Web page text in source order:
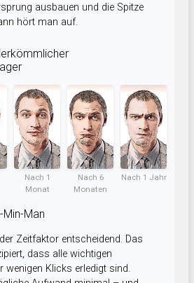
ausbauen und die Spitze
hört man auf.
Nach 1
Monat
Nach 6
Monaten
Nach 1 Jahr
Min-Man
Zeitfaktor entscheidend. Das
dass alle wichtigen
wenigen Klicks erledigt sind.